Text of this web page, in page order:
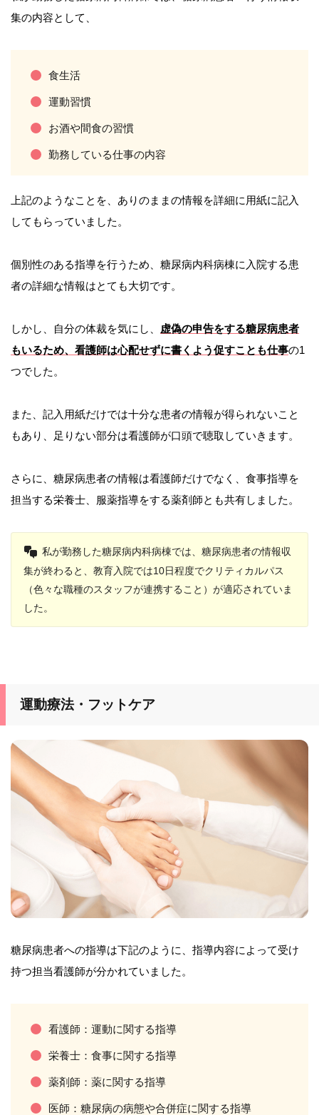
集の内容として、
食生活
運動習慣
お酒や間食の習慣
勤務している仕事の内容
上記のようなことを、ありのままの情報を詳細に用紙に記入
してもらっていました。
個別性のある指導を行うため、糖尿病内科病棟に入院する患
者の詳細な情報はとても大切です。
しかし、自分の体裁を気にし、 虚偽の申告をする糖尿病患者
もいるため、看護師は心配せずに書くよう促すことも仕事の1
つでした。
また、記入用紙だけでは十分な患者の情報が得られないこと
もあり、足りない部分は看護師が口頭で聴取していきます。
さらに、糖尿病患者の情報は看護師だけでなく、食事指導を
担当する栄養士、服薬指導をする薬剤師とも共有しました。
私が勤務した糖尿病内科病棟では、糖尿病患者の情報収
集が終わると、教育入院では10日程度でクリティカルパス
（色々な職種のスタッフが連携すること）が適応されていま
した。
運動療法・フットケア
糖尿病患者への指導は下記のように、指導内容によって受け
持つ担当看護師が分かれていました。
看護師：運動に関する指導
栄養士：食事に関する指導
薬剤師：薬に関する指導
医師：糖尿病の病態や合併症に関する指導